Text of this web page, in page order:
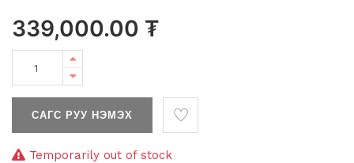
339,000.00 ₮
САГС РУУ НЭМЭХ
Temporarily out of stock